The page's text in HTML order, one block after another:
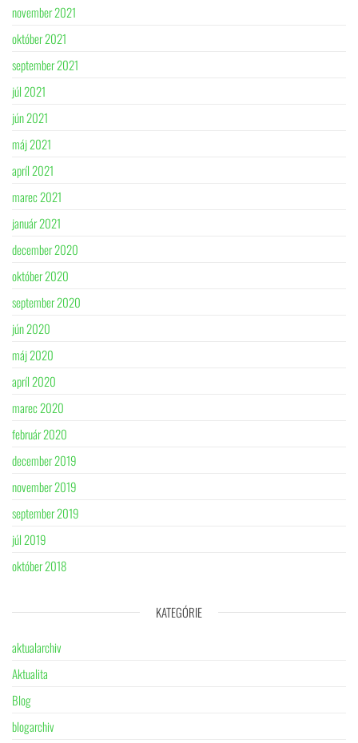
november 2021
október 2021
september 2021
júl 2021
jún 2021
máj 2021
apríl 2021
marec 2021
január 2021
december 2020
október 2020
september 2020
jún 2020
máj 2020
apríl 2020
marec 2020
február 2020
december 2019
november 2019
september 2019
júl 2019
október 2018
KATEGÓRIE
aktualarchiv
Aktualita
Blog
blogarchiv